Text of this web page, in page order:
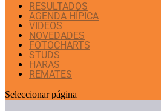
RESULTADOS
AGENDA HÍPICA
VIDEOS
NOVEDADES
FOTOCHARTS
STUDS
HARAS
REMATES
Seleccionar página